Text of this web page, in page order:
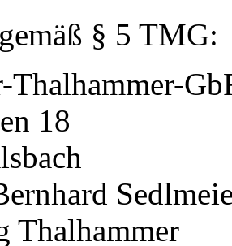
§ 5 TMG:
Thalhammer-
18
Thalhammer